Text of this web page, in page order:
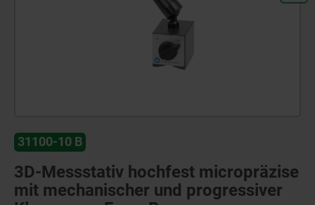
31100-10 B
3D-Messstativ hochfest micropräzise
mit mechanischer und progressiver